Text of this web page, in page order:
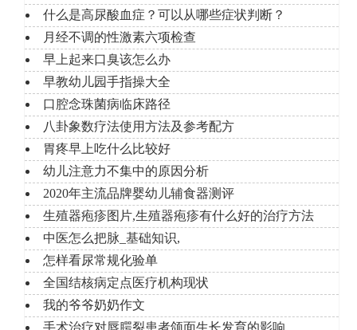
什么是高尿酸血症？可以从哪些症状判断？
月经不调的性激素六项检查
早上起来口臭该怎么办
早教幼儿园手指操大全
口腔念珠菌病临床路径
八卦象数疗法使用方法及参考配方
胃疼早上吃什么比较好
幼儿注意力不集中的原因分析
2020年主流品牌婴幼儿辅食器测评
生殖器疱疹图片,生殖器疱疹有什么好的治疗方法
中医怎么把脉_基础知识,
怎样看尿常规化验单
全国结核病定点医疗机构现状
我的爷爷奶奶作文
手术治疗对唇腭裂患者颌面生长发育的影响